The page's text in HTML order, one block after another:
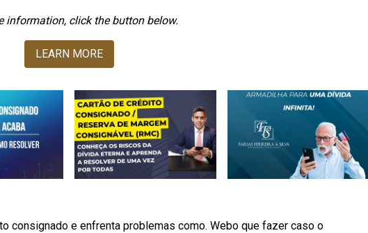
information, click the button below.
LEARN MORE
consignado e enfrenta problemas como. Webo que fazer caso o